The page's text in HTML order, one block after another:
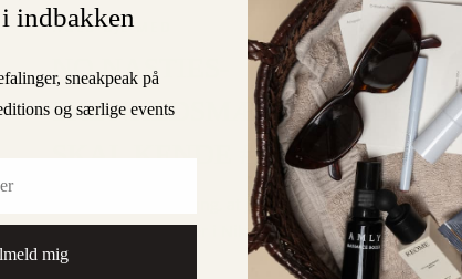
HOLD ØJE MED
NO NASTIES-
SKØNHEDSMÆRKER, DU
SKAL KENDE #2
Det er ikke første gang, at jeg bliver invitereret til
skønhedslanceringer i Nikolaj Kirke i København. Sidst
var…
indbakken
sneakpeak på
og særlige events
mig